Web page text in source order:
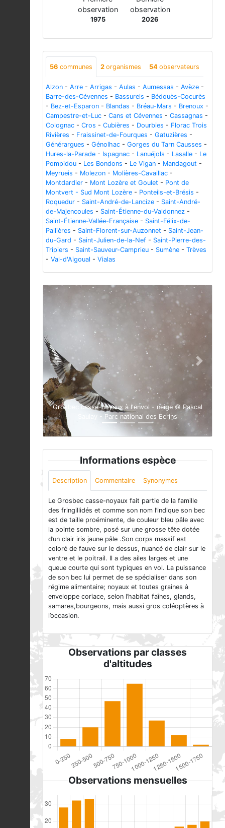
observation
1975
observation
2026
56 communes 2 organismes 54 observateurs
Alzon - Arre - Arrigas - Aulas - Aumessas - Avèze -
Barre-des-Cévennes - Bassurels - Bédouès-Cocurès
- Bez-et-Esparon - Blandas - Bréau-Mars - Brenoux -
Campestre-et-Luc - Cans et Cévennes - Cassagnas -
Colognac - Cros - Cubières - Dourbies - Florac Trois
Rivières - Fraissinet-de-Fourques - Gatuzières -
Générargues - Génolhac - Gorges du Tarn Causses -
Hures-la-Parade - Ispagnac - Lanuéjols - Lasalle - Le
Pompidou - Les Bondons - Le Vigan - Mandagout -
Meyrueis - Molezon - Molières-Cavaillac -
Montdardier - Mont Lozère et Goulet - Pont de
Montvert - Sud Mont Lozère - Ponteils-et-Brésis -
Roquedur - Saint-André-de-Lancize - Saint-André-
de-Majencoules - Saint-Étienne-du-Valdonnez -
Saint-Étienne-Vallée-Française - Saint-Félix-de-
Pallières - Saint-Florent-sur-Auzonnet - Saint-Jean-
du-Gard - Saint-Julien-de-la-Nef - Saint-Pierre-des-
Tripiers - Saint-Sauveur-Camprieu - Sumène - Trèves
- Val-d'Aigoual - Vialas
Grosbec casse-noyaux à l'envol - neige © Pascal
Saulay - Parc national des Ecrins
Previous Next
Informations espèce
Description Commentaire Synonymes
Le Grosbec casse-noyaux fait partie de la famille
des fringillidés et comme son nom l’indique son bec
est de taille proéminente, de couleur bleu pâle avec
la pointe sombre, posé sur une grosse tête dotée
d’un clair iris jaune pâle .Son corps massif est
coloré de fauve sur le dessus, nuancé de clair sur le
ventre et le poitrail. Il a des ailes larges et une
queue courte qui sont typiques en vol. La puissance
de son bec lui permet de se spécialiser dans son
régime alimentaire; noyaux et toutes graines à
enveloppe coriace, selon l’habitat faînes, glands,
samares,bourgeons, mais aussi gros coléoptères à
l’occasion.
Observations par classes
d'altitudes
Observations mensuelles